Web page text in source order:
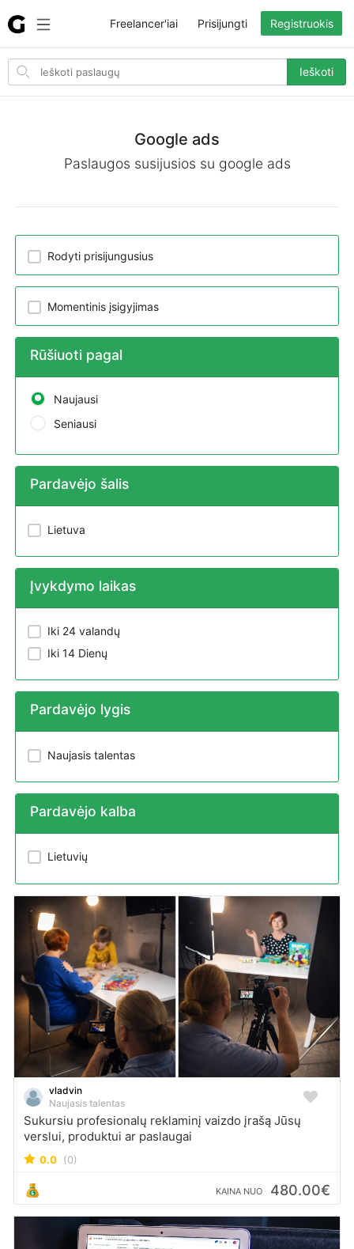
Search
items
Ieškoti
Freelancer'iai Prisijungti Registruokis
Google ads
Paslaugos susijusios su google ads
Rodyti prisijungusius
Momentinis įsigyjimas
Rūšiuoti pagal
Naujausi
Seniausi
Pardavėjo šalis
Lietuva
Įvykdymo laikas
Iki 24 valandų
Iki 14 Dienų
Pardavėjo lygis
Naujasis talentas
Pardavėjo kalba
Lietuvių
vladvin
Naujasis talentas
Sukursiu profesionalų reklaminį vaizdo įrašą Jūsų
verslui, produktui ar paslaugai
0.0 (0)
KAINA NUO 480.00€